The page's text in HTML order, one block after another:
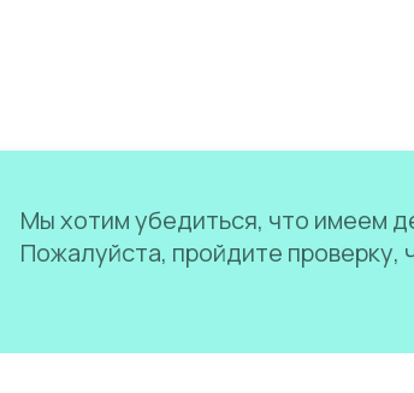
Мы хотим убедиться, что имеем
Пожалуйста, пройдите проверку,